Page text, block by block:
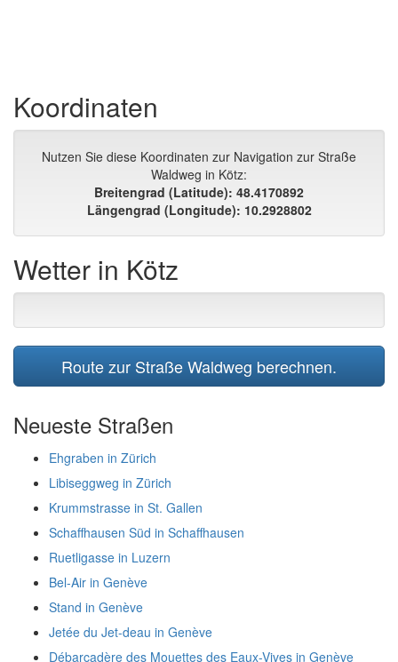
Koordinaten
Nutzen Sie diese Koordinaten zur Navigation zur Straße
Waldweg in Kötz:
Breitengrad (Latitude): 48.4170892
Längengrad (Longitude): 10.2928802
Wetter in Kötz
Route zur Straße Waldweg berechnen.
Neueste Straßen
Ehgraben in Zürich
Libiseggweg in Zürich
Krummstrasse in St. Gallen
Schaffhausen Süd in Schaffhausen
Ruetligasse in Luzern
Bel-Air in Genève
Stand in Genève
Jetée du Jet-deau in Genève
Débarcadère des Mouettes des Eaux-Vives in Genève